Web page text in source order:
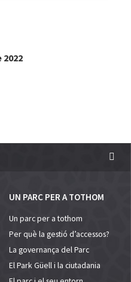
UN PARC PER A TOTHOM
Un parc per a tothom
Per què la gestió d’accessos?
La governança del Parc
El Park Güell i la ciutadania